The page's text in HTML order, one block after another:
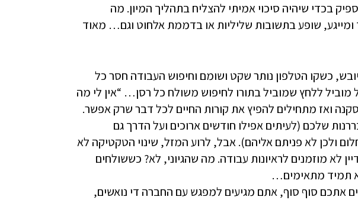
בכדי שיהיה סיכוי אמיתי להצליח בתהליך המיון. מה
שופע בתשובות שליליות או בדממת אלחוט וגם… מאוד
כשקו הטלפון נותר שקט ושומם וחיפוש העבודה חסר כל
ללחץ שמוביל בתורו לחיפוש משולח כל רסן… “אין לי מה
ואז מתחילים להפיץ את קורות החיים לכל דבר שרק אפשר.
שלכם (לעיתים אפילו חודשים ארוכים ועל הדרך גם
ולכן לא פניתם אליהם). אבל, לרוע המזל, שינוי הטקטיקה לא
מוזמנים לראיונות עבודה. מה שהגיוני, לא? כששולחים
תמיד מתאימים…
אתכם סוף סוף, אתם מגיעים למפגש עם החברה די נואשים,